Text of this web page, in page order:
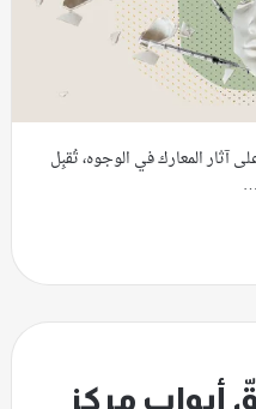
آثار المعارك في الوجوه، تُقبِل
أبواب مركز